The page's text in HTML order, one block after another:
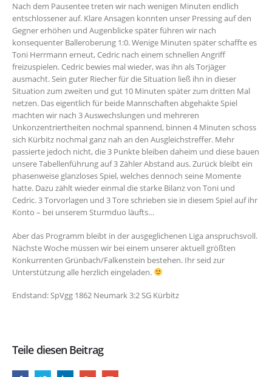
Nach dem Pausentee treten wir nach wenigen Minuten endlich
entschlossener auf. Klare Ansagen konnten unser Pressing auf den
Gegner erhöhen und Augenblicke später führen wir nach
konsequenter Balleroberung 1:0. Wenige Minuten später schaffte es
Toni Herrmann erneut, Cedric nach einem schnellen Angriff
freizuspielen. Cedric bewies mal wieder, was ihn als Torjäger
ausmacht. Sein guter Riecher für die Situation ließ ihn in dieser
Situation zum zweiten und gut 10 Minuten später zum dritten Mal
netzen. Das eigentlich für beide Mannschaften abgehakte Spiel
machten wir nach 3 Auswechslungen und mehreren
Unkonzentriertheiten nochmal spannend, binnen 4 Minuten schoss
sich Kürbitz nochmal ganz nah an den Ausgleichstreffer. Mehr
passierte jedoch nicht, die 3 Punkte bleiben daheim und diese bauen
unsere Tabellenführung auf 3 Zähler Abstand aus. Zurück bleibt ein
phasenweise glanzloses Spiel, welches dennoch seine Momente
hatte. Dazu zählt wieder einmal die starke Bilanz von Toni und
Cedric. 3 Torvorlagen und 3 Tore schrieben sie in diesem Spiel auf ihr
Konto – bei unserem Sturmduo läufts…
Aber das Programm bleibt in der ausgeglichenen Liga anspruchsvoll.
Nächste Woche müssen wir bei einem unserer aktuell größten
Konkurrenten Grünbach/Falkenstein bestehen. Ihr seid zur
Unterstützung alle herzlich eingeladen.
Endstand: SpVgg 1862 Neumark 3:2 SG Kürbitz
Teile diesen Beitrag